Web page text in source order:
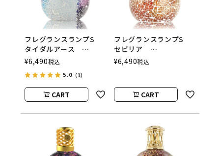
フレグランスランプS
タイダルアース
ASHLEIGH&BURWOOD
（アシュレイアンドバー
ウッド）
¥6,490税込
5.0 （1）
CART
フレグランスランプS
セビリア
ASHLEIGH&BURWOOD
（アシュレイアンドバー
¥6,490税込
CART